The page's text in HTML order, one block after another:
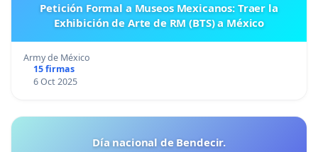
Petición Formal a Museos Mexicanos: Traer la
Exhibición de Arte de RM (BTS) a México
Army de México
15 firmas
6 Oct 2025
Día nacional de Bendecir.